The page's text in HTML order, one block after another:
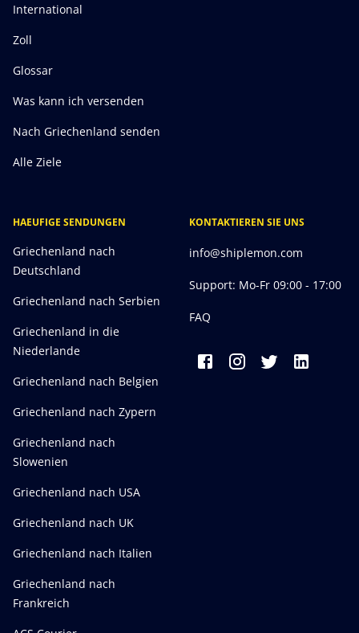
International
Zoll
Glossar
Was kann ich versenden
Nach Griechenland senden
Alle Ziele
HAEUFIGE SENDUNGEN
Griechenland nach
Deutschland
Griechenland nach Serbien
Griechenland in die
Niederlande
Griechenland nach Belgien
Griechenland nach Zypern
Griechenland nach
Slowenien
Griechenland nach USA
Griechenland nach UK
Griechenland nach Italien
Griechenland nach
Frankreich
KONTAKTIEREN SIE UNS
info@shiplemon.com
Support: Mo-Fr 09:00 - 17:00
FAQ